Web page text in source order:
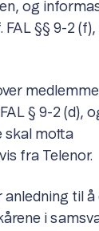
og
FAL §§ 9-2
§ 9-2 (d),
skal motta
fra Telenor.
anledning til å
i